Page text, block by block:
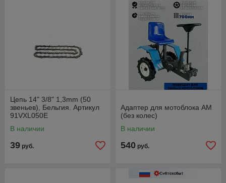
Цепь 14" 3/8" 1,3mm (50
звеньев), Бельгия. Артикул
91VXL050E
В наличии
39 руб.
Адаптер для мотоблока АМ
(без колес)
В наличии
540 руб.